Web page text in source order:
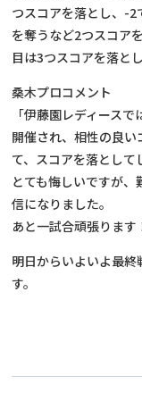
つスコアを落とし、-
を奪うなど2つスコア
目は3つスコアを落と
桑木プロコメント
「伊藤園レディース
開催され、相性の良
て、スコアを落として
とても悔しいですが
信になりました。
あと一試合頑張ります
明日からいよいよ最
す。